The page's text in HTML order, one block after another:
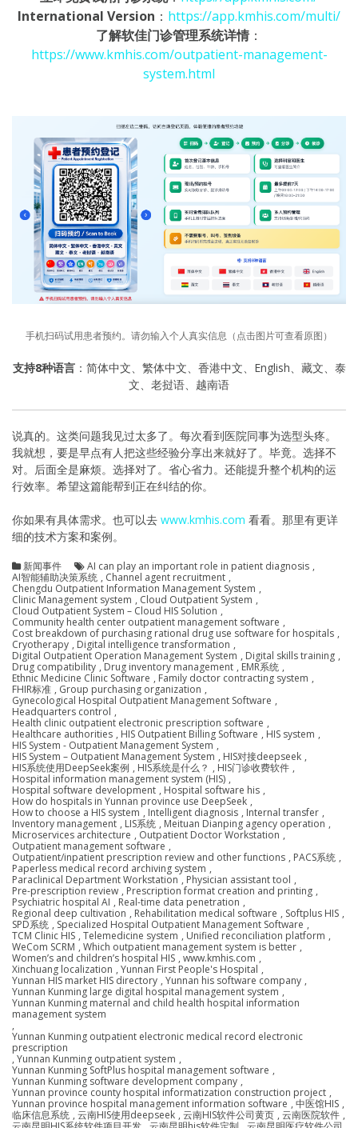
International Version ： https://app.kmhis.com/multi/
了解软佳门诊管理系统详情：
https://www.kmhis.com/outpatient-management-
system.html
手机扫码试用患者预约。请勿输入个人真实信息（点击图片可查看原图）
支持8种语言：简体中文、繁体中文、香港中文、English、藏文、泰
文、老挝语、越南语
说真的。这类问题我见过太多了。每次看到医院同事为选型头疼。
我就想，要是早点有人把这些经验分享出来就好了。毕竟。选择不
对。后面全是麻烦。选择对了。省心省力。还能提升整个机构的运
行效率。希望这篇能帮到正在纠结的你。
你如果有具体需求。也可以去 www.kmhis.com 看看。那里有更详
细的技术方案和案例。
新闻事件 AI can play an important role in patient diagnosis ,
AI智能辅助决策系统 , Channel agent recruitment ,
Chengdu Outpatient Information Management System ,
Clinic Management system , Cloud Outpatient System ,
Cloud Outpatient System – Cloud HIS Solution ,
Community health center outpatient management software ,
Cost breakdown of purchasing rational drug use software for hospitals ,
Cryotherapy , Digital intelligence transformation ,
Digital Outpatient Operation Management System , Digital skills training ,
Drug compatibility , Drug inventory management , EMR系统 ,
Ethnic Medicine Clinic Software , Family doctor contracting system ,
FHIR标准 , Group purchasing organization ,
Gynecological Hospital Outpatient Management Software ,
Headquarters control ,
Health clinic outpatient electronic prescription software ,
Healthcare authorities , HIS Outpatient Billing Software , HIS system ,
HIS System - Outpatient Management System ,
HIS System – Outpatient Management System , HIS对接deepseek ,
HIS系统使用DeepSeek案例 , HIS系统是什么？ , HIS门诊收费软件 ,
Hospital information management system (HIS) ,
Hospital software development , Hospital software his ,
How do hospitals in Yunnan province use DeepSeek ,
How to choose a HIS system , Intelligent diagnosis , Internal transfer ,
Inventory management , LIS系统 , Meituan Dianping agency operation ,
Microservices architecture , Outpatient Doctor Workstation ,
Outpatient management software ,
Outpatient/inpatient prescription review and other functions , PACS系统 ,
Paperless medical record archiving system ,
Paraclinical Department Workstation , Physician assistant tool ,
Pre-prescription review , Prescription format creation and printing ,
Psychiatric hospital AI , Real-time data penetration ,
Regional deep cultivation , Rehabilitation medical software , Softplus HIS ,
SPD系统 , Specialized Hospital Outpatient Management Software ,
TCM Clinic HIS , Telemedicine system , Unified reconciliation platform ,
WeCom SCRM , Which outpatient management system is better ,
Women’s and children’s hospital HIS , www.kmhis.com ,
Xinchuang localization , Yunnan First People's Hospital ,
Yunnan HIS market HIS directory , Yunnan his software company ,
Yunnan Kunming large digital hospital management system ,
Yunnan Kunming maternal and child health hospital information
management system
,
Yunnan Kunming outpatient electronic medical record electronic
prescription
, Yunnan Kunming outpatient system ,
Yunnan Kunming SoftPlus hospital management software ,
Yunnan Kunming software development company ,
Yunnan province county hospital informatization construction project ,
Yunnan province hospital management information software , 中医馆HIS ,
临床信息系统 , 云南HIS使用deepseek , 云南HIS软件公司黄页 , 云南医院软件 ,